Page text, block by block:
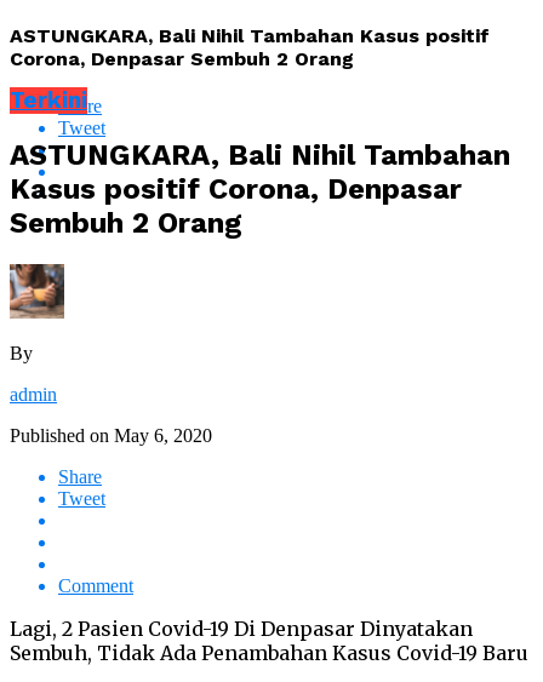
ASTUNGKARA, Bali Nihil Tambahan Kasus positif
Corona, Denpasar Sembuh 2 Orang
Share
Tweet
Terkini
ASTUNGKARA, Bali Nihil Tambahan
Kasus positif Corona, Denpasar
Sembuh 2 Orang
By
admin
Published on May 6, 2020
Share
Tweet
Comment
Lagi, 2 Pasien Covid-19 Di Denpasar Dinyatakan
Sembuh, Tidak Ada Penambahan Kasus Covid-19 Baru